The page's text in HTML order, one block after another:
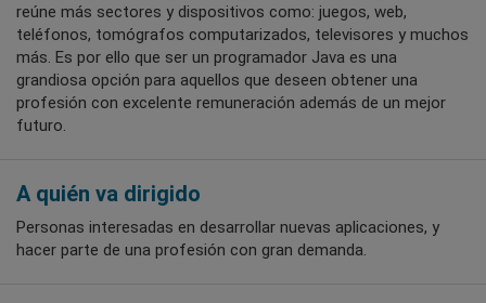
reúne más sectores y dispositivos como: juegos, web,
teléfonos, tomógrafos computarizados, televisores y muchos
más. Es por ello que ser un programador Java es una
grandiosa opción para aquellos que deseen obtener una
profesión con excelente remuneración además de un mejor
futuro.
A quién va dirigido
Personas interesadas en desarrollar nuevas aplicaciones, y
hacer parte de una profesión con gran demanda.